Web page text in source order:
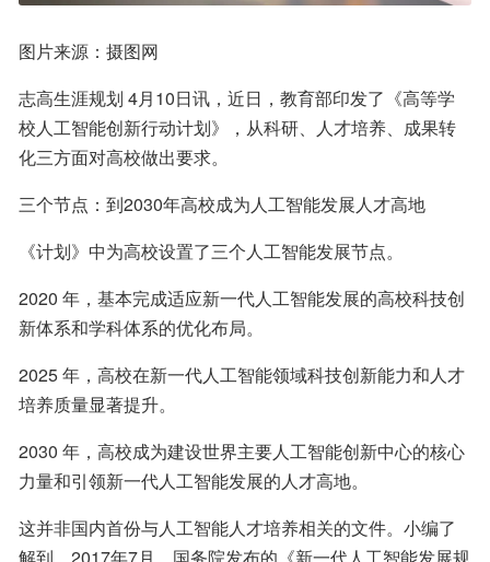
图片来源：摄图网
志高生涯规划 4月10日讯，近日，教育部印发了《高等学
校人工智能创新行动计划》，从科研、人才培养、成果转
化三方面对高校做出要求。
三个节点：到2030年高校成为人工智能发展人才高地
《计划》中为高校设置了三个人工智能发展节点。
2020 年，基本完成适应新一代人工智能发展的高校科技创
新体系和学科体系的优化布局。
2025 年，高校在新一代人工智能领域科技创新能力和人才
培养质量显著提升。
2030 年，高校成为建设世界主要人工智能创新中心的核心
力量和引领新一代人工智能发展的人才高地。
这并非国内首份与人工智能人才培养相关的文件。小编了